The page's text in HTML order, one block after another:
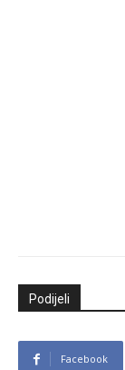
Podijeli
Facebook